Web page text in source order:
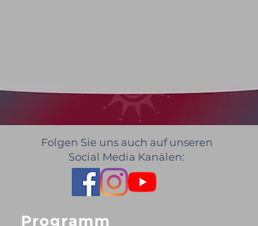
Folgen Sie uns auch auf unseren
Social Media Kanälen:
Programm